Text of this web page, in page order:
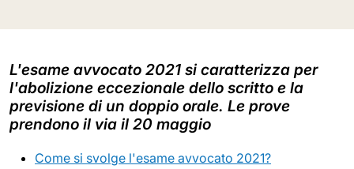
L'esame avvocato 2021 si caratterizza per
l'abolizione eccezionale dello scritto e la
previsione di un doppio orale. Le prove
prendono il via il 20 maggio
Come si svolge l'esame avvocato 2021?